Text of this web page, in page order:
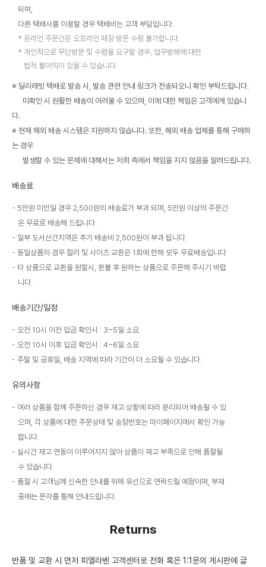
되며,
다른 택배사를 이용할 경우 택배비는 고객 부담입니다.
온라인 주문건은 오프라인 매장 방문 수령 불가합니다.
개인적으로 무단방문 및 수령을 요구할 경우, 업무방해에 대한
법적 불이익이 있을 수 있습니다.
※ 딜리래빗 택배로 발송 시, 발송 관련 안내 링크가 전송되오니 확인 부탁드립니다.
미확인 시 원활한 배송이 어려울 수 있으며, 이에 대한 책임은 고객에게 있습니
다.
※ 현재 해외 배송 시스템은 지원하지 않습니다. 또한, 해외 배송 업체를 통해 구매하
는 경우
발생할 수 있는 문제에 대해서는 저희 측에서 책임을 지지 않음을 알려드립니다.
배송료
5만원 미만일 경우 2,500원의 배송료가 부과 되며, 5만원 이상의 주문건
은 무료로 배송해 드립니다.
일부 도서산간지역은 추가 배송비 2,500원이 부과 됩니다.
동일상품의 경우 컬러 및 사이즈 교환은 1회에 한해 모두 무료배송입니다.
타 상품으로 교환을 원할시, 환불 후 원하는 상품으로 주문해 주시기 바랍
니다.
배송기간/일정
오전 10시 이전 입금 확인시 : 3~5일 소요
오전 10시 이후 입금 확인시 : 4~6일 소요
주말 및 공휴일, 배송 지역에 따라 기간이 더 소요될 수 있습니다.
유의사항
여러 상품을 함께 주문하신 경우 재고 상황에 따라 분리되어 배송될 수 있
으며, 각 상품에 대한 주문상태 및 송장번호는 마이페이지에서 확인 가능
합니다.
실시간 재고 연동이 이루어지지 않아 상품이 재고 부족으로 인해 품절될
수 있습니다.
품절 시 고객님께 신속한 안내를 위해 유선으로 연락드릴 예정이며, 부재
중에는 문자를 통해 안내드립니다.
Returns
반품 및 교환 시 먼저 피엘라벤 고객센터로 전화 혹은 1:1문의 게시판에 글